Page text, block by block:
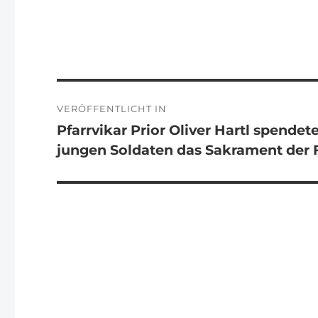
VERÖFFENTLICHT IN
Pfarrvikar Prior Oliver Hartl
jungen Soldaten das Sakrament der